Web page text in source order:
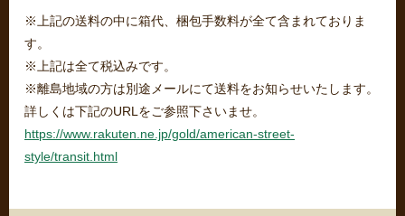
※上記の送料の中に箱代、梱包手数料が全て含まれておりま
す。
※上記は全て税込みです。
※離島地域の方は別途メールにて送料をお知らせいたします。
詳しくは下記のURLをご参照下さいませ。
https://www.rakuten.ne.jp/gold/american-street-
style/transit.html